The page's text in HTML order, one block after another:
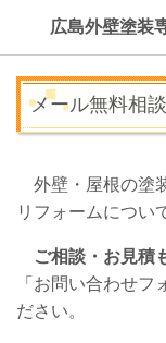
広島外壁塗装
メール無料相
外壁・屋根の塗
リフォームについ
ご相談・お見積
「お問い合わせフ
ださい。